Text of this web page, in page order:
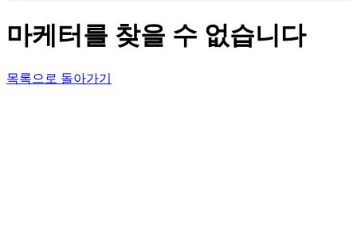
마케터를 찾을 수 없습니다
목록으로 돌아가기